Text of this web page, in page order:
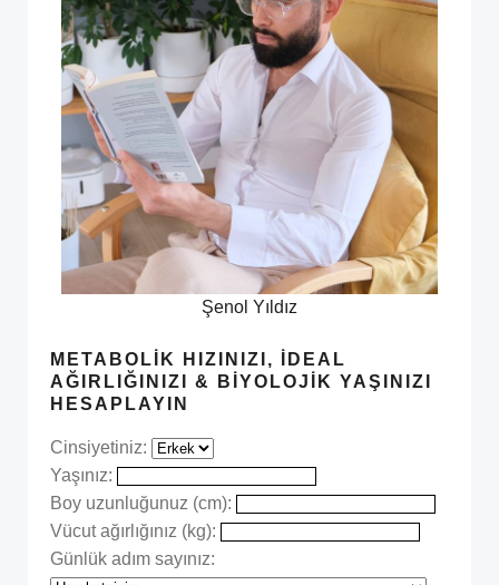
Şenol Yıldız
METABOLIK HIZINIZI, İDEAL
AĞIRLIĞINIZI & BIYOLOJIK YAŞINIZI
HESAPLAYIN
Cinsiyetiniz:
Yaşınız:
Boy uzunluğunuz (cm):
Vücut ağırlığınız (kg):
Günlük adım sayınız: